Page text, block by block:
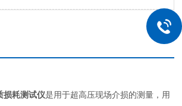
损耗测试仪是用于超高压现场介损的测量，用